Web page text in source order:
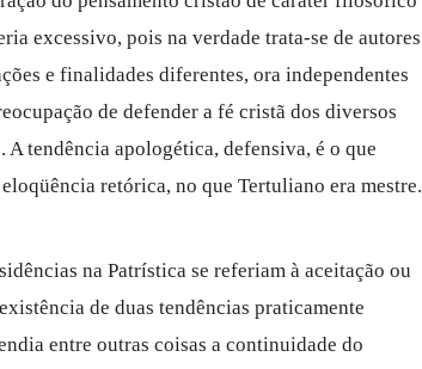
excessivo, pois na verdade trata-se de autores
e finalidades diferentes, ora independentes
de defender a fé cristã dos diversos
tendência apologética, defensiva, é o que
retórica, no que Tertuliano era mestre.
na Patrística se referiam à aceitação ou
de duas tendências praticamente
entre outras coisas a continuidade do